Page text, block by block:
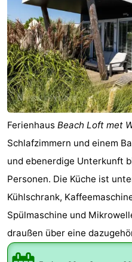
Ferienhaus Beach Loft met
Schlafzimmern und einem
und ebenerdige Unterkunft
Personen. Die Küche ist
Kühlschrank,
Spülmaschine und
draußen über eine